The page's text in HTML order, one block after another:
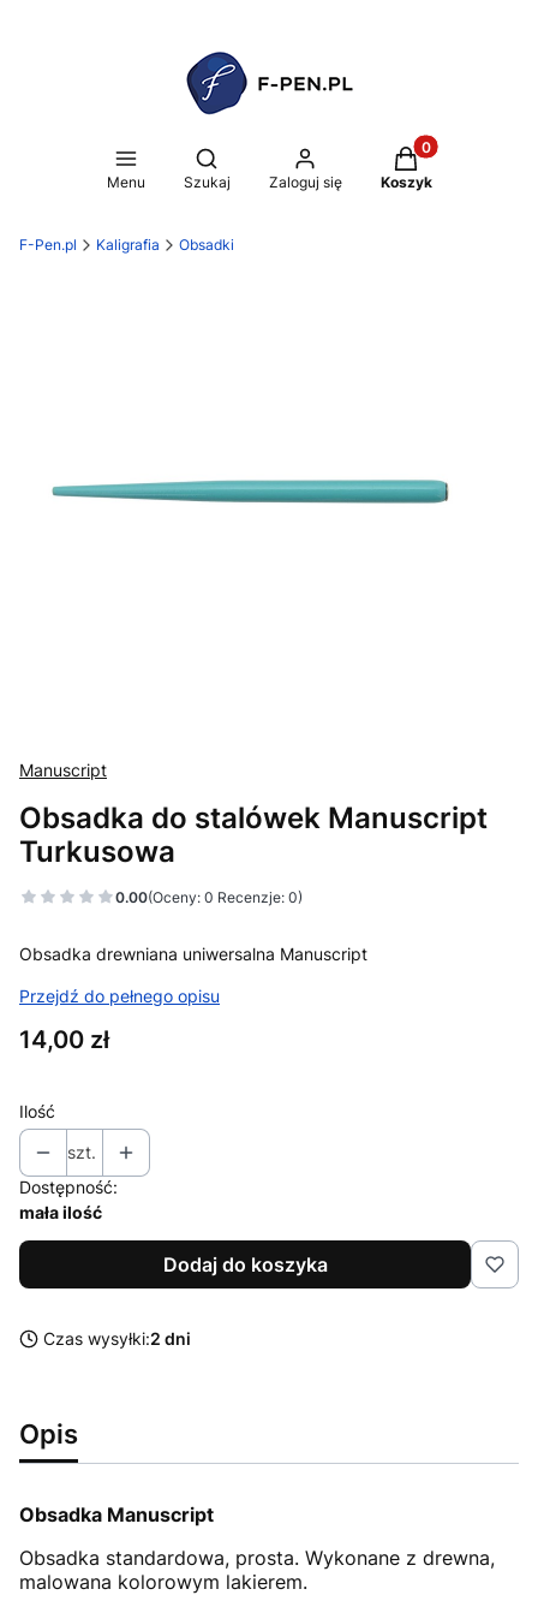
Menu
Otwórz wyszukiwarkę
Szukaj Zaloguj się
Produkty w
Koszyk
F-Pen.pl Kaligrafia Obsadki
Manuscript
Obsadka do stalówek Manuscript
Turkusowa
0.00(Oceny: 0 Recenzje: 0)
Obsadka drewniana uniwersalna Manuscript
Przejdź do pełnego opisu
Cena
14,00 zł
Ilość
szt.
Dostępność:
mała ilość
Dodaj do koszyka
Czas wysyłki:2 dni
Opis
Obsadka Manuscript
Obsadka standardowa, prosta. Wykonane z drewna,
malowana kolorowym lakierem.